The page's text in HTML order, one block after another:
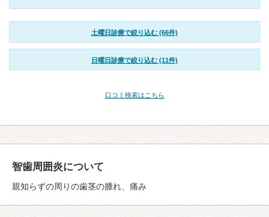
土曜日診療で絞り込む (66件)
日曜日診療で絞り込む (11件)
口コミ検索はこちら
智歯周囲炎について
親知らずの周りの歯茎の腫れ、痛み